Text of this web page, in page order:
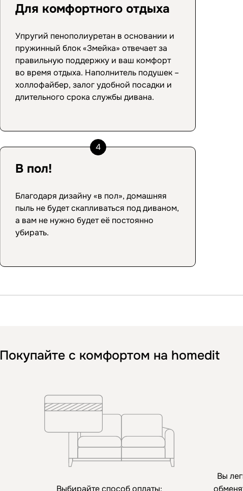
Для комфортного отдыха
Упругий пенополиуретан в основании и
пружинный блок «Змейка» отвечает за
правильную поддержку и ваш комфорт
во время отдыха. Наполнитель подушек –
холлофайбер, залог удобной посадки и
длительного срока службы дивана.
4
В пол!
Благодаря дизайну «в пол», домашняя
пыль не будет скапливаться под диваном,
а вам не нужно будет её постоянно
убирать.
Покупайте с комфортом на homedit
Вы